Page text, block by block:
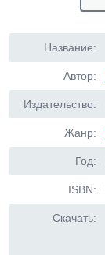
Название:
Автор:
Издательство:
Жанр:
Год:
ISBN:
Скачать: